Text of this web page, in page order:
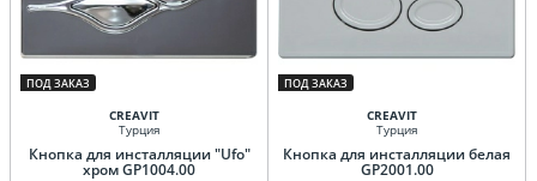
ПОД ЗАКАЗ
CREAVIT
Турция
Кнопка для инсталляции "Ufo"
хром GP1004.00
ПОД ЗАКАЗ
CREAVIT
Турция
Кнопка для инсталляции белая
GP2001.00